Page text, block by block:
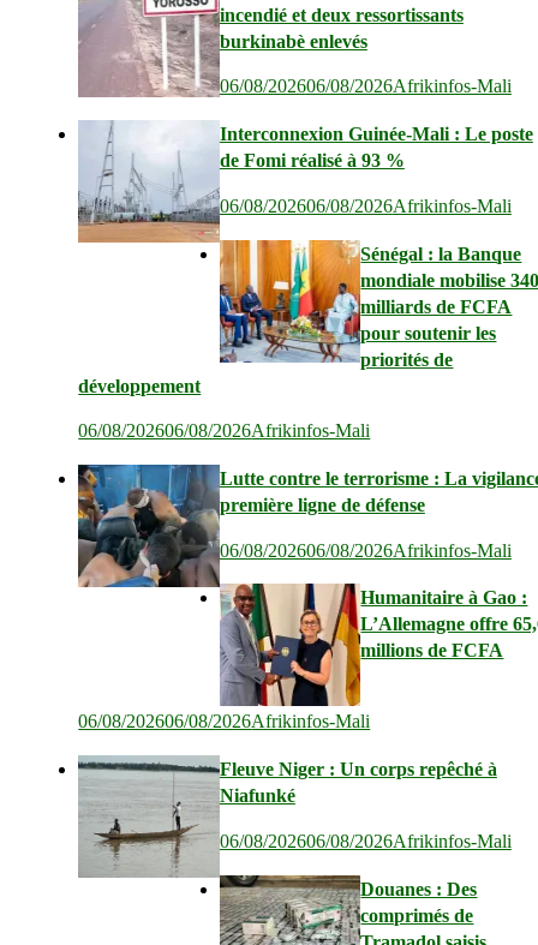
incendié et deux ressortissants
burkinabè enlevés
06/08/202606/08/2026Afrikinfos-Mali
Interconnexion Guinée-Mali : Le poste
de Fomi réalisé à 93 %
06/08/202606/08/2026Afrikinfos-Mali
Sénégal : la Banque
mondiale mobilise
milliards de FCFA
pour soutenir les
priorités de
développement
06/08/202606/08/2026Afrikinfos-Mali
Lutte contre le terrorisme : La
première ligne de défense
06/08/202606/08/2026Afrikinfos-Mali
Humanitaire à Gao :
L’Allemagne offre
millions de FCFA
06/08/202606/08/2026Afrikinfos-Mali
Fleuve Niger : Un corps repêché à
Niafunké
06/08/202606/08/2026Afrikinfos-Mali
Douanes : Des
comprimés de